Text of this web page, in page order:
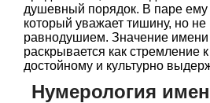
душевный порядок. В паре ему
который уважает тишину, но не
равнодушием. Значение
раскрывается как стремление
достойному и культурно
Нумерология